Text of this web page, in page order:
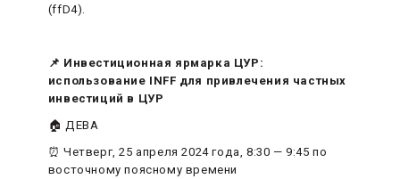
(ffD4).
📌 Инвестиционная ярмарка ЦУР:
использование INFF для привлечения частных
инвестиций в ЦУР
🏠 ДЕВА
⏰ Четверг, 25 апреля 2024 года, 8:30 — 9:45 по
восточному поясному времени